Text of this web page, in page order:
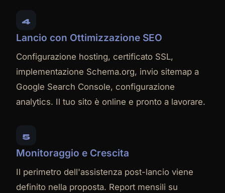
4
Lancio con Ottimizzazione SEO
Configurazione hosting, certificato SSL,
implementazione Schema.org, invio sitemap a
Google Search Console, configurazione
analytics. Il tuo sito è online e pronto a lavorare.
5
Monitoraggio e Crescita
Il perimetro dell'assistenza post-lancio viene
definito nella proposta. Report mensili su